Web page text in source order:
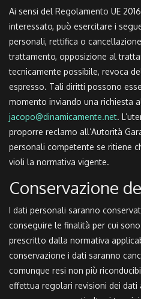
Ai sensi del Regolamento UE
interessato, può esercitare i
personali, rettifica o
trattamento, opposizione al
tecnicamente possibile, revoca
espresso. Tali diritti possono
momento inviando una richiesta
jacopo@dinamicamente.net.
proporre reclamo all’Autorità
personali competente se ritiene
violi la normativa vigente.
Conservazione
I dati personali saranno
conseguire le finalità per cui
prescritto dalla normativa
conservazione i dati saranno
comunque resi non più
effettua regolari revisioni dei dati